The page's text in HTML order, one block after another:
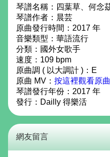
琴譜名稱： 四葉草、何念
琴譜作者： 晨芸
原曲發行時間：2017 年
音樂類型：華語流行
分類：國外女歌手
速度：109 bpm
原曲調 ( 以大調計 )：E
原曲 MV： 按這裡觀看原
琴譜發行年份： 2017 年
發行： Dailly 得樂活
網友留言